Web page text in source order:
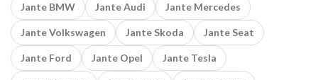
Jante BMW Jante Audi Jante Mercedes
Jante Volkswagen Jante Skoda Jante Seat
Jante Ford Jante Opel Jante Tesla